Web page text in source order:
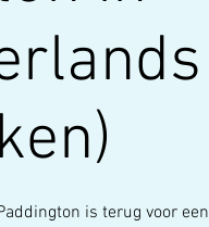
is terug voor een